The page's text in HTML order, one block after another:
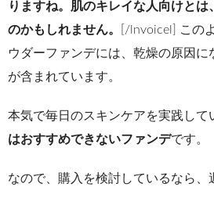
りますね。肌のキレイな人向けとは
のかもしれません。
[/lnvoicel] この
ウダーファンデには、乾燥の原因に
が含まれています。
本気で毎日のスキンケアを実践して
はおすすめできないファンデです。
なので、購入を検討しているなら、